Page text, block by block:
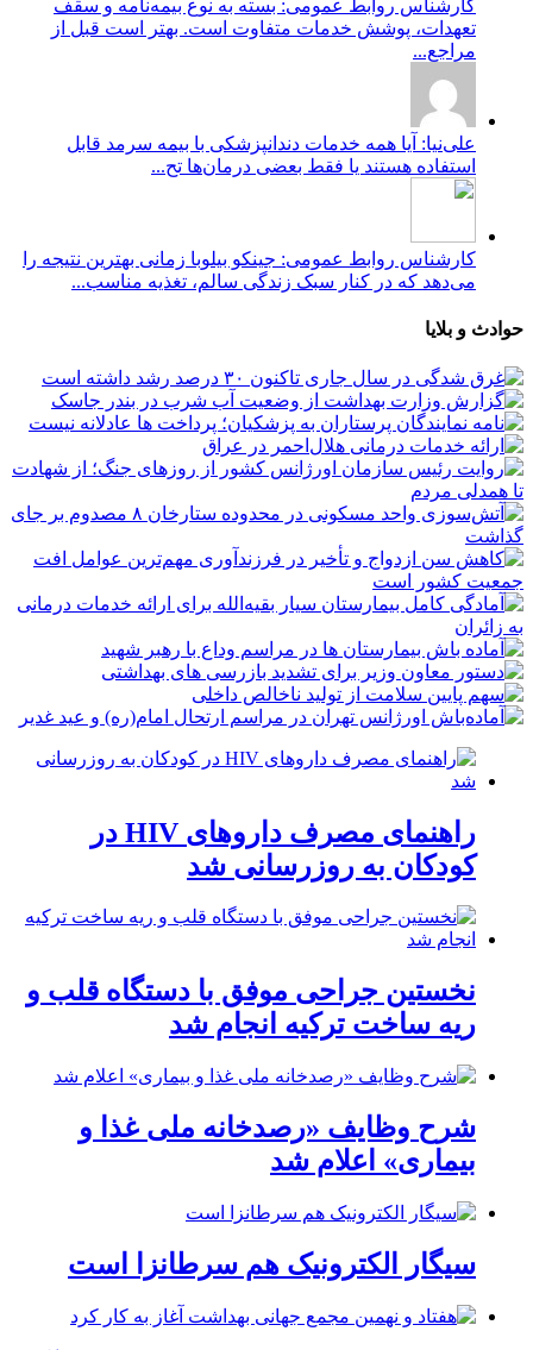
کارشناس روابط عمومی: بسته به نوع بیمه‌نامه و سقف
تعهدات، پوشش خدمات متفاوت است. بهتر است قبل از
مراجع...
علی‌نیا: آیا همه خدمات دندانپزشکی با بیمه سرمد قابل
استفاده هستند یا فقط بعضی درمان‌ها تح...
کارشناس روابط عمومی: جینکو بیلوبا زمانی بهترین نتیجه را
می‌دهد که در کنار سبک زندگی سالم، تغذیه مناسب...
حوادث و بلایا
راهنمای مصرف داروهای HIV در
کودکان به روزرسانی شد
نخستین جراحی موفق با دستگاه قلب و
ریه ساخت ترکیه انجام شد
شرح وظایف «رصدخانه ملی غذا و
بیماری» اعلام شد
سیگار الکترونیک هم سرطانزا است